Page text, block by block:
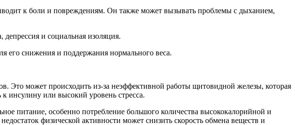
к боли и повреждениям. Он также может вызывать проблемы с дыханием,
и социальная изоляция.
его снижения и поддержания нормального веса.
может происходить из-за неэффективной работы щитовидной железы, которая
инсулину или высокий уровень стресса.
питание, особенно потребление большого количества высококалорийной и
физической активности может снизить скорость обмена веществ и